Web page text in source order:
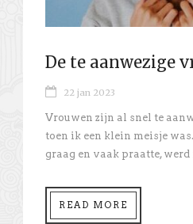
De te aanwezige
22 jan 2023
Vrouwen zijn al snel te
toen ik een klein meisje
graag en vaak praatte, werd
READ MORE